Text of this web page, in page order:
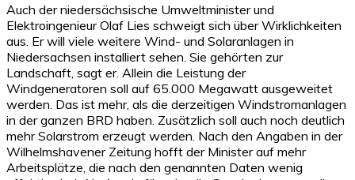
Auch der niedersächsische Umweltminister und
Elektroingenieur Olaf Lies schweigt sich über Wirklichkeiten
aus. Er will viele weitere Wind- und Solaranlagen in
Niedersachsen installiert sehen. Sie gehörten zur
Landschaft, sagt er. Allein die Leistung der
Windgeneratoren soll auf 65.000 Megawatt ausgeweitet
werden. Das ist mehr, als die derzeitigen Windstromanlagen
in der ganzen BRD haben. Zusätzlich soll auch noch deutlich
mehr Solarstrom erzeugt werden. Nach den Angaben in der
Wilhelmshavener Zeitung hofft der Minister auf mehr
Arbeitsplätze, die nach den genannten Daten wenig